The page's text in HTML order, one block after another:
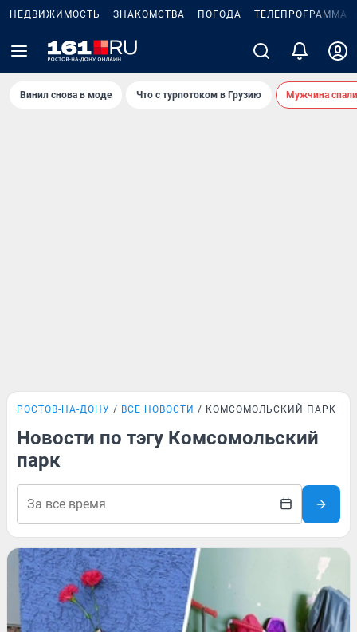
НЕДВИЖИМОСТЬ ЗНАКОМСТВА ПОГОДА ТЕЛЕПРОГРАММА
Винил снова в моде Что с турпотоком в Грузию Мужчина
РОСТОВ-НА-ДОНУ ВСЕ НОВОСТИ КОМСОМОЛЬСКИЙ ПАРК
Новости по тэгу Комсомольский
парк